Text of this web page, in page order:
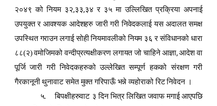
२०४९ को नियम ३२,३३,३४ र ३५ मा उल्लिखित प्रक्रिया अपनाई
उपयुक्त र आवश्यक आदेशहरु जारी गरी निवेदकलाई यस अदालत समक्ष
उपस्थित गराउन लगाई सोही नियमावलीको नियम ३६ र संविधानको धारा
८८(२) वमोजिमको वन्दीप्रत्यक्षीकरण लगायत जो चाहिने आज्ञा,आदेश वा
पूर्जि जारी गरी निवेदकहरुको उल्लेखित सम्पूर्ण हकको संरक्षण गरी
गैरकानूनी थुनावाट समेत मुक्त गरिपाऊँ भन्ने व्यहोराको रिट निवेदन ।
५. बिपक्षीहरुवाट ३ दिन भित्र लिखित जवाफ मगाई आएपछि